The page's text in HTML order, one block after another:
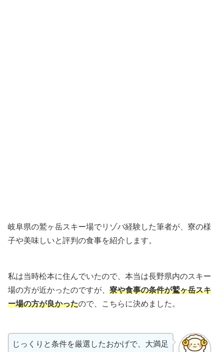
岐阜県の鷲ヶ岳スキー場でリゾバ経験した筆者が、寮の様
子や美味しいと評判の食事を紹介します。
私は当時松本に住んでいたので、本当は長野県内のスキー
場の方が近かったのですが、 寮や食事の条件が鷲ヶ岳スキ
ー場の方が良かったので、こちらに決めました。
じっくりと条件を厳選したおかげで、大満足